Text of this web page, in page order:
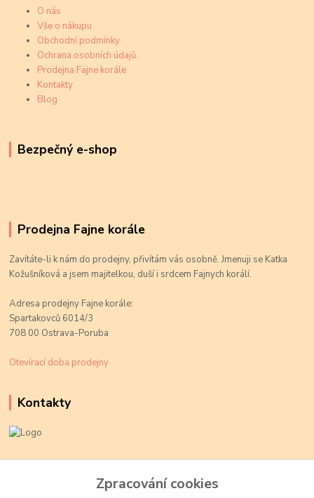
O nás
Vše o nákupu
Obchodní podmínky
Ochrana osobních údajů
Prodejna Fajne korále
Kontakty
Blog
Bezpečný e-shop
Prodejna Fajne korále
Zavítáte-li k nám do prodejny, přivítám vás osobně. Jmenuji se Katka
Kožušníková a jsem majitelkou, duší i srdcem Fajnych korálí.
Adresa prodejny Fajne korále:
Spartakovců 6014/3
708 00 Ostrava-Poruba
Otevírací doba prodejny
Kontakty
+420 774 719 784
Zpracování cookies